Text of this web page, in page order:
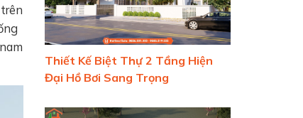
Thiết Kế Biệt Thự 2 Tầng Hiện
Đại Hồ Bơi Sang Trọng